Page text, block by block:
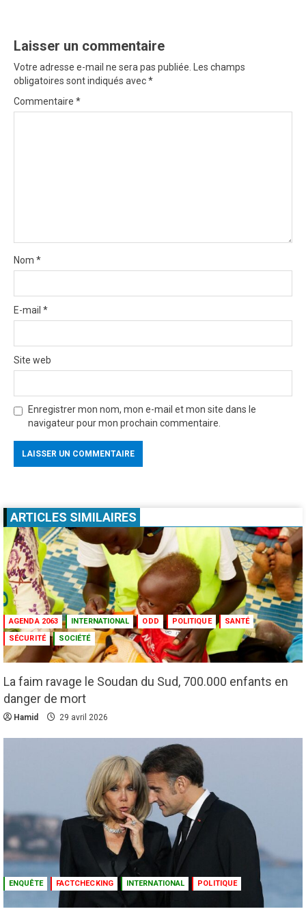
g
a
t
Laisser un commentaire
Votre adresse e-mail ne sera pas publiée.
Les champs
obligatoires sont indiqués avec*
Commentaire *
Nom *
E-mail *
Site web
Enregistrer mon nom, mon e-mail et mon site dans le
navigateur pour mon prochain commentaire.
ARTICLES SIMILAIRES
AGENDA 2063 INTERNATIONAL ODD POLITIQUE
SANTÉ
SÉCURITÉ
SOCIÉTÉ
La faim ravage le Soudan du Sud, 700.000 enfants en
danger de mort
Hamid 29 avril 2026
ENQUÊTE FACTCHECKING INTERNATIONAL POLITIQUE
Culture
achètent des millions de livres… avant de
les détruire
3 août 2026
Agenda 2063 ODD Santé
Au Soudan, des mères marchent des
kilomètres pour sauver leurs enfants de la
malnutrition
Droit humain
Eau et assainissement
Environnement